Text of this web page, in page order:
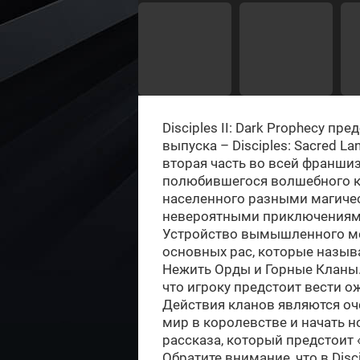
Disciples II: Dark Prophecy
выпуска – Disciples: Sacred
вторая часть во всей
полюбившегося волшебного
населенного разными
невероятными
Устройство вымышленного
основных рас, которые
Нежить Орды и Горные Кланы.
что игроку предстоит вести
Действия кланов являются
мир в королевстве и начать
рассказа, который предстоит